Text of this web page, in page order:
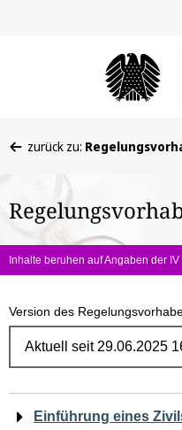
befinden
hier:
zurück zu:
Inhalte beruhen auf Angaben der IV
Version des
Navigation
Einführung eines